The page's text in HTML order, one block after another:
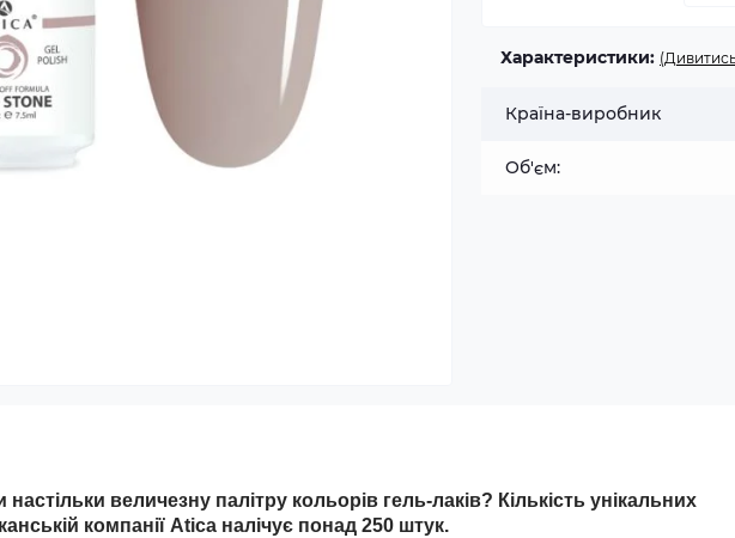
Характеристики:
Країна-виробник
Об'єм:
величезну палітру кольорів гель-лаків? Кількість унікальних
компанії Atica налічує понад 250 штук.